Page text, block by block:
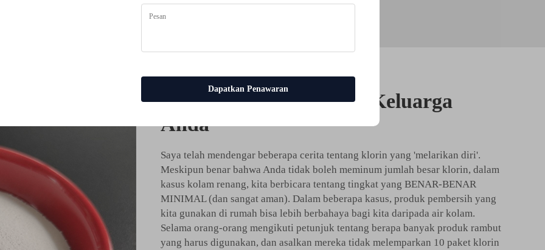
Aman untuk Anda dan Keluarga
Anda
Saya telah mendengar beberapa cerita tentang klorin yang 'melarikan diri'.
Meskipun benar bahwa Anda tidak boleh meminum jumlah besar klorin, dalam
kasus kolam renang, kita berbicara tentang tingkat yang BENAR-BENAR
MINIMAL (dan sangat aman). Dalam beberapa kasus, produk pembersih yang
kita gunakan di rumah bisa lebih berbahaya bagi kita daripada air kolam.
Selama orang-orang mengikuti petunjuk tentang berapa banyak produk rambut
yang harus digunakan, dan asalkan mereka tidak melemparkan 10 paket klorin
Dapatkan Penawaran